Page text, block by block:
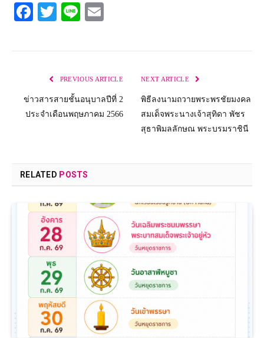
Facebook
Twitter
Line
PREVIOUS ARTICLE
ข่าวสารสายชั้นอนุบาลปีที่ 2
ประจำเดือนพฤษภาคม 2566
NEXT ARTICLE
พิธีลงนามถวายพระพรชัยมงคล
สมเด็จพระนางเจ้าสุทิดา พัชร
สุธาพิมลลักษณ พระบรมราชินี
RELATED POSTS